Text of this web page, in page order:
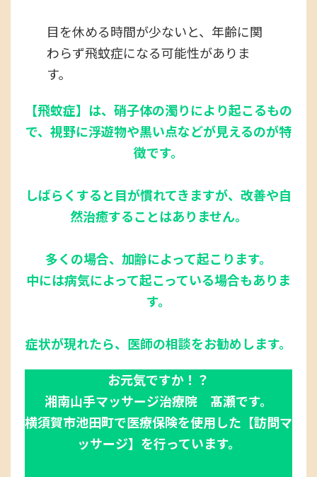
目を休める時間が少ないと、年齢に関
わらず飛蚊症になる可能性がありま
す。
【飛蚊症】は、硝子体の濁りにより起こるもの
で、視野に浮遊物や黒い点などが見えるのが特
徴です。
しばらくすると目が慣れてきますが、改善や自
然治癒することはありません。
多くの場合、加齢によって起こります。
中には病気によって起こっている場合もありま
す。
症状が現れたら、医師の相談をお勧めします。
お元気ですか！？
湘南山手マッサージ治療院 髙瀬です。
横須賀市池田町で医療保険を使用した【訪問マ
ッサージ】を行っています。